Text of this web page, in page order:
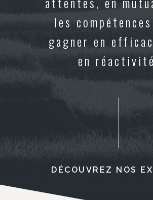
les
gagner en
en
DÉCOUVREZ NOS